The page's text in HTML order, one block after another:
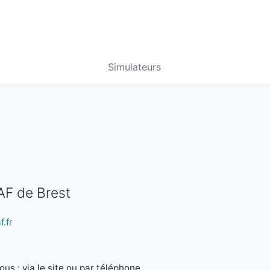
Simulateurs
de Brest